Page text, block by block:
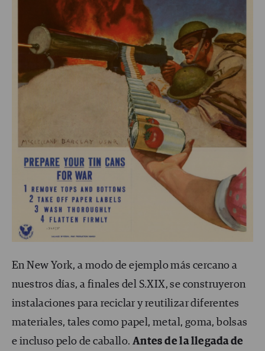
En New York, a modo de ejemplo más cercano a
nuestros días, a finales del S.XIX, se construyeron
instalaciones para reciclar y reutilizar diferentes
materiales, tales como papel, metal, goma, bolsas
e incluso pelo de caballo. Antes de la llegada de